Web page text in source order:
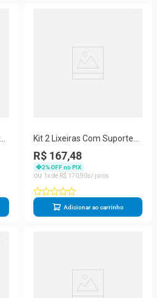
Kit 2 Lixeiras Com Suporte
De Papel Higiênico - Stolf
Preto + Cinza
R$ 167,48
2% OFF no PIX
1
R$ 17090
Adicionar ao carrinho